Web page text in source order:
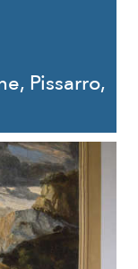
Pissarro,